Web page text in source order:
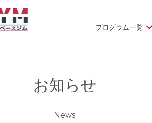
プログラム一覧
お知らせ
News